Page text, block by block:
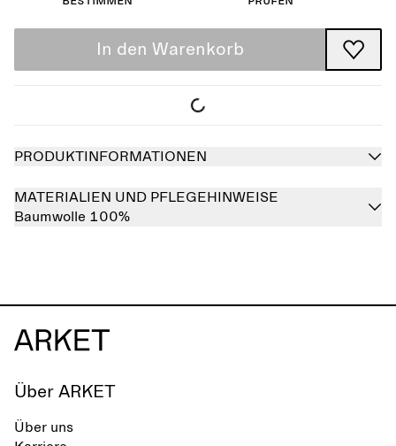
In den Warenkorb
PRODUKTINFORMATIONEN
MATERIALIEN UND PFLEGEHINWEISE
Baumwolle 100%
Über ARKET
Über uns